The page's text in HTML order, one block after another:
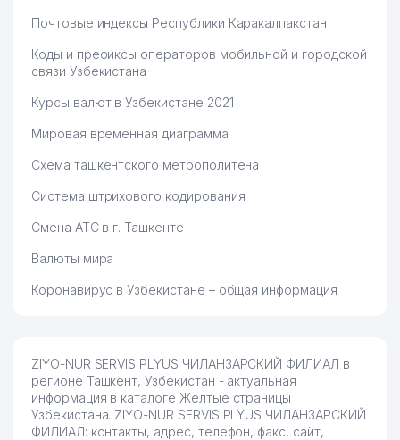
Почтовые индексы Республики Каракалпакстан
Коды и префиксы операторов мобильной и городской
связи Узбекистана
Курсы валют в Узбекистане 2021
Мировая временная диаграмма
Схема ташкентского метрополитена
Система штрихового кодирования
Смена АТС в г. Ташкенте
Валюты мира
Коронавирус в Узбекистане – общая информация
ZIYO-NUR SERVIS PLYUS ЧИЛАНЗАРСКИЙ ФИЛИАЛ в
регионе Ташкент, Узбекистан - актуальная
информация в каталоге Желтые страницы
Узбекистана. ZIYO-NUR SERVIS PLYUS ЧИЛАНЗАРСКИЙ
ФИЛИАЛ: контакты, адрес, телефон, факс, сайт,